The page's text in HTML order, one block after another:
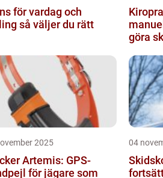
för vardag och
tävling så väljer du rätt
göra
2025
Artemis: GPS-
för jägare som
04